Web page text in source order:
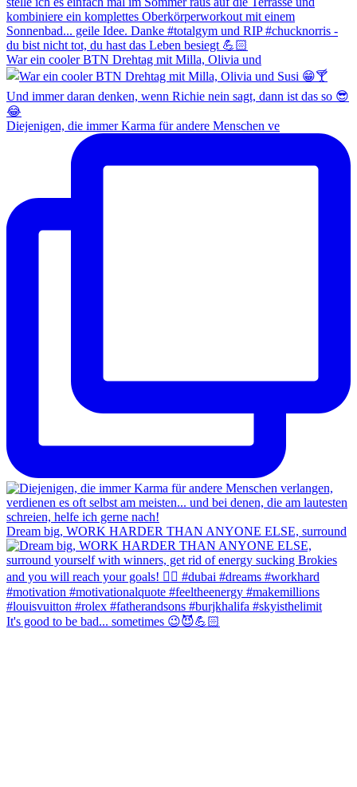
War ein cooler BTN Drehtag mit Milla, Olivia und
Diejenigen, die immer Karma für andere Menschen ve
Dream big, WORK HARDER THAN ANYONE ELSE, surround
It's good to be bad... sometimes 😉😈💪🏻